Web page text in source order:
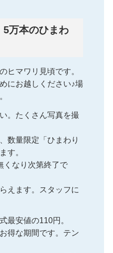
5万本のひまわ
ヒマワリ見頃です。
にお越しください♪場
。たくさん写真を撮
数量限定「ひまわり
す。
くなり次第終了で
えます。スタッフに
最安値の110円。
得な期間です。テン